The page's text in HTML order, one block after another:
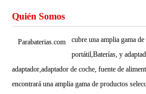
Quién Somos
Parabaterias.com
cubre una amplia gama
portátil,Baterías, y
adaptador,adaptador de coche, fuente de
encontrará una amplia gama de productos